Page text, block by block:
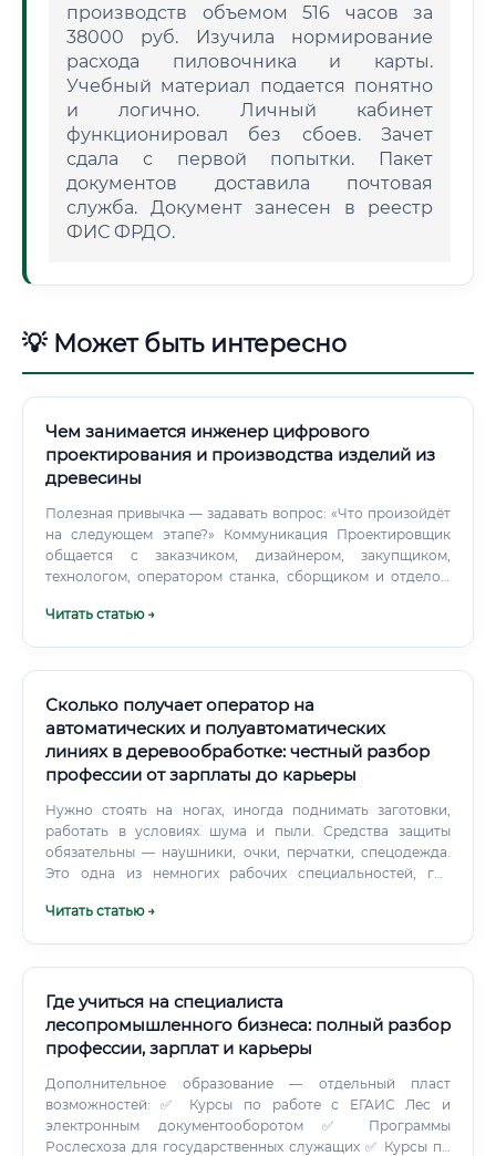
производств объемом 516 часов за
38000 руб. Изучила нормирование
расхода пиловочника и карты.
Учебный материал подается понятно
и логично. Личный кабинет
функционировал без сбоев. Зачет
сдала с первой попытки. Пакет
документов доставила почтовая
служба. Документ занесен в реестр
ФИС ФРДО.
💡 Может быть интересно
Чем занимается инженер цифрового
проектирования и производства изделий из
древесины
Полезная привычка — задавать вопрос: «Что произойдёт
на следующем этапе?» Коммуникация Проектировщик
общается с заказчиком, дизайнером, закупщиком,
технологом, оператором станка, сборщиком и отделом
техническое решение простыми словами. Навыки по
Читать статью →
Сколько получает оператор на
автоматических и полуавтоматических
линиях в деревообработке: честный разбор
профессии от зарплаты до карьеры
Нужно стоять на ногах, иногда поднимать заготовки,
работать в условиях шума и пыли. Средства защиты
обязательны — наушники, очки, перчатки, спецодежда.
Это одна из немногих рабочих специальностей, где
Читать статью →
Где учиться на специалиста
лесопромышленного бизнеса: полный разбор
профессии, зарплат и карьеры
Дополнительное образование — отдельный пласт
возможностей: ✅ Курсы по работе с ЕГАИС Лес и
электронным документооборотом ✅ Программы
Рослесхоза для государственных служащих ✅ Курсы по